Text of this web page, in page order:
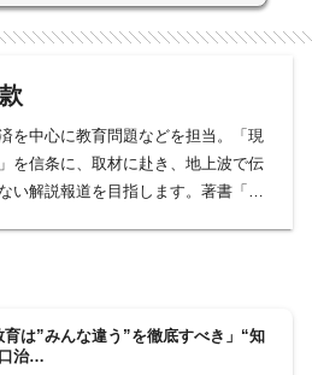
を中心に教育問題などを担当。「現
を信条に、取材に赴き、地上波で伝
い解説報道を目指します。著書「日
読みかた」、編著「2020教育改革の
年サハラ砂漠マラソン（全長250キ
。2020年早稲田大学院スポーツ科学
育は”みんな違う”を徹底すべき」“知
治…